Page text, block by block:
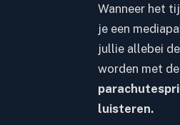
Wanneer het
je een
jullie allebei
worden met
luisteren.